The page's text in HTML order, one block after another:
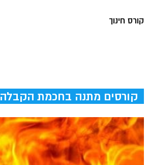
קורס חינוך
קורסים מתנה בחכמת הקבלה